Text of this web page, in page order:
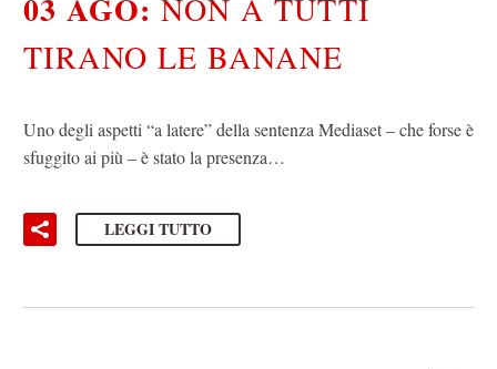
NON A TUTTI
TIRANO LE BANANE
Uno degli aspetti “a latere” della sentenza Mediaset – che forse è
sfuggito ai più – è stato la presenza…
LEGGI TUTTO